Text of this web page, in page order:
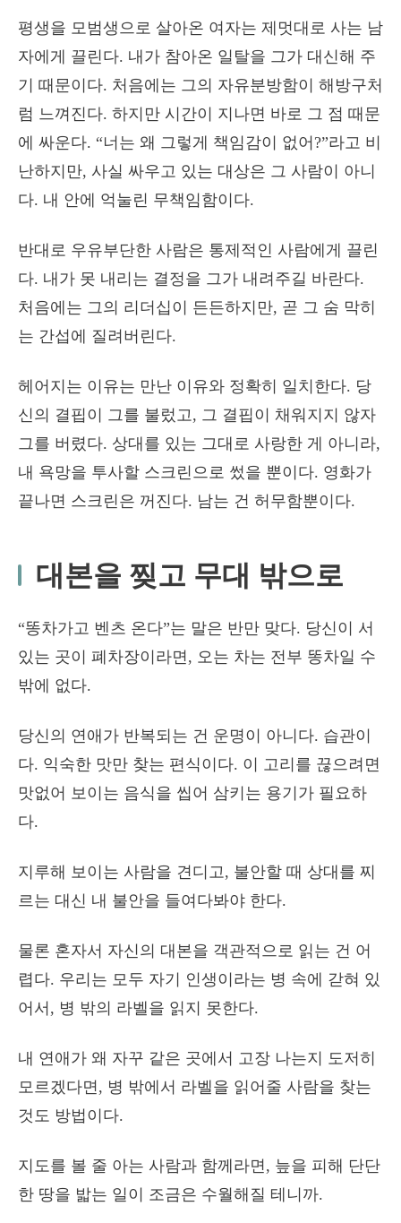
평생을 모범생으로 살아온 여자는 제멋대로 사는 남
자에게 끌린다. 내가 참아온 일탈을 그가 대신해 주
기 때문이다. 처음에는 그의 자유분방함이 해방구처
럼 느껴진다. 하지만 시간이 지나면 바로 그 점 때문
에 싸운다. “너는 왜 그렇게 책임감이 없어?”라고 비
난하지만, 사실 싸우고 있는 대상은 그 사람이 아니
다. 내 안에 억눌린 무책임함이다.
반대로 우유부단한 사람은 통제적인 사람에게 끌린
다. 내가 못 내리는 결정을 그가 내려주길 바란다.
처음에는 그의 리더십이 든든하지만, 곧 그 숨 막히
는 간섭에 질려버린다.
헤어지는 이유는 만난 이유와 정확히 일치한다. 당
신의 결핍이 그를 불렀고, 그 결핍이 채워지지 않자
그를 버렸다. 상대를 있는 그대로 사랑한 게 아니라,
내 욕망을 투사할 스크린으로 썼을 뿐이다. 영화가
끝나면 스크린은 꺼진다. 남는 건 허무함뿐이다.
대본을 찢고 무대 밖으로
“똥차가고 벤츠 온다”는 말은 반만 맞다. 당신이 서
있는 곳이 폐차장이라면, 오는 차는 전부 똥차일 수
밖에 없다.
당신의 연애가 반복되는 건 운명이 아니다. 습관이
다. 익숙한 맛만 찾는 편식이다. 이 고리를 끊으려면
맛없어 보이는 음식을 씹어 삼키는 용기가 필요하
다.
지루해 보이는 사람을 견디고, 불안할 때 상대를 찌
르는 대신 내 불안을 들여다봐야 한다.
물론 혼자서 자신의 대본을 객관적으로 읽는 건 어
렵다. 우리는 모두 자기 인생이라는 병 속에 갇혀 있
어서, 병 밖의 라벨을 읽지 못한다.
내 연애가 왜 자꾸 같은 곳에서 고장 나는지 도저히
모르겠다면, 병 밖에서 라벨을 읽어줄 사람을 찾는
것도 방법이다.
지도를 볼 줄 아는 사람과 함께라면, 늪을 피해 단단
한 땅을 밟는 일이 조금은 수월해질 테니까.